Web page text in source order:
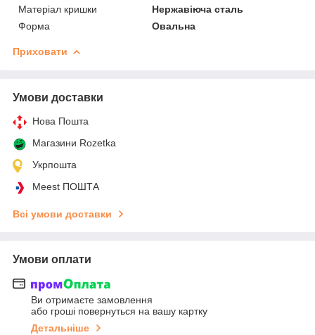
Матеріал кришки
Нержавіюча сталь
Форма
Овальна
Приховати
Умови доставки
Нова Пошта
Магазини Rozetka
Укрпошта
Meest ПОШТА
Всі умови доставки
Умови оплати
Ви отримаєте замовлення
або гроші повернуться на вашу картку
Детальніше